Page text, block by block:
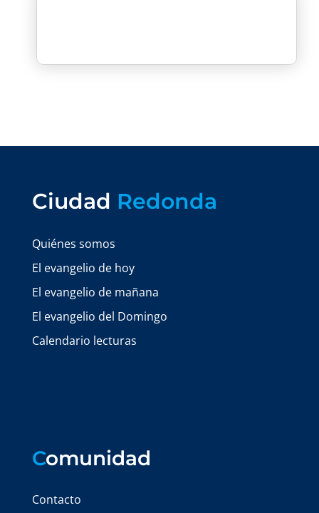
Ciudad Redonda
Quiénes somos
El evangelio de hoy
El evangelio de mañana
El evangelio del Domingo
Calendario lecturas
Comunidad
Contacto